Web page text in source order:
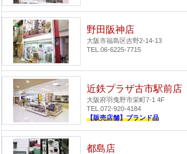
野田阪神店
大阪市福島区吉野2-14-13
TEL.06-6225-7715
近鉄プラザ古市駅前店
大阪府羽曳野市栄町7-1 4F
TEL.072-920-4184
【販売店舗】ブランド品
都島店